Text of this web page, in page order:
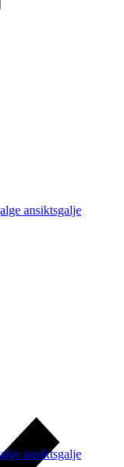
ansiktsgalje
ansiktsgalje